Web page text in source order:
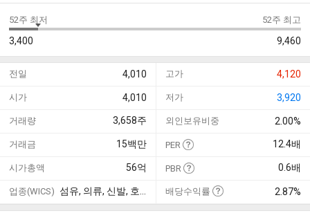
52주 최저
3,400
52주 최고
9,460
전일 4,010 고가 4,120
시가 4,010 저가 3,920
거래량 3,658주 외인보유비중 2.00%
거래금 15백만 PER 12.4배
시가총액 56억 PBR 0.6배
업종(WICS) 배당수익률 2.87%